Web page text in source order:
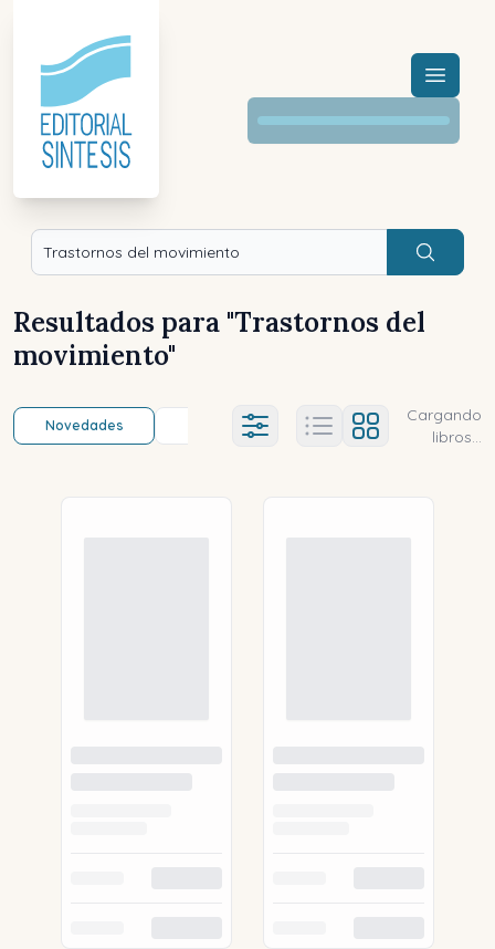
Menú
Buscar
Resultados para "Trastornos del
movimiento"
Novedades Título (a-z) Título (z-a)
Ajustes abierto
Cargando
libros...